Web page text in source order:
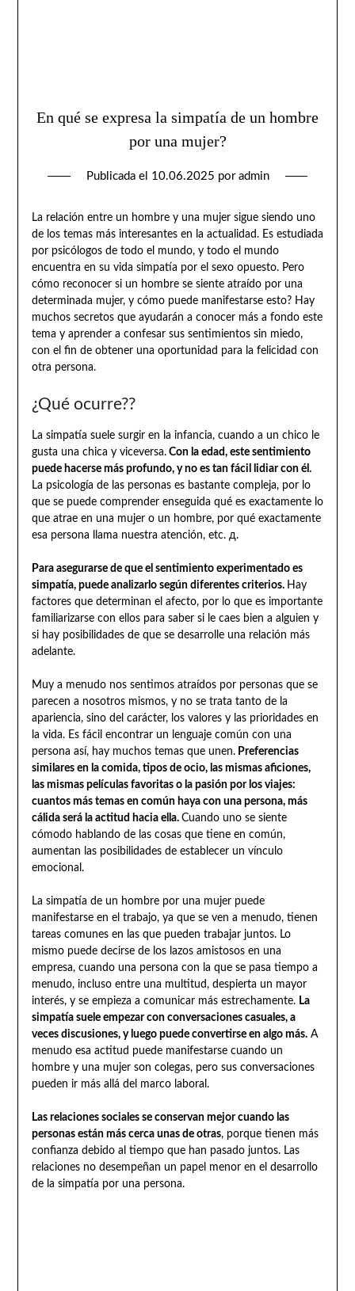
En qué se expresa la simpatía de un hombre
por una mujer?
Publicada el 10.06.2025 por admin
La relación entre un hombre y una mujer sigue siendo uno
de los temas más interesantes en la actualidad. Es estudiada
por psicólogos de todo el mundo, y todo el mundo
encuentra en su vida simpatía por el sexo opuesto. Pero
cómo reconocer si un hombre se siente atraído por una
determinada mujer, y cómo puede manifestarse esto? Hay
muchos secretos que ayudarán a conocer más a fondo este
tema y aprender a confesar sus sentimientos sin miedo,
con el fin de obtener una oportunidad para la felicidad con
otra persona.
¿Qué ocurre??
La simpatía suele surgir en la infancia, cuando a un chico le
gusta una chica y viceversa.Con la edad, este sentimiento
puede hacerse más profundo, y no es tan fácil lidiar con él.
La psicología de las personas es bastante compleja, por lo
que se puede comprender enseguida qué es exactamente lo
que atrae en una mujer o un hombre, por qué exactamente
esa persona llama nuestra atención, etc. д.
Para asegurarse de que el sentimiento experimentado es
simpatía, puede analizarlo según diferentes criterios. Hay
factores que determinan el afecto, por lo que es importante
familiarizarse con ellos para saber si le caes bien a alguien y
si hay posibilidades de que se desarrolle una relación más
adelante.
Muy a menudo nos sentimos atraídos por personas que se
parecen a nosotros mismos, y no se trata tanto de la
apariencia, sino del carácter, los valores y las prioridades en
la vida. Es fácil encontrar un lenguaje común con una
persona así, hay muchos temas que unen.Preferencias
similares en la comida, tipos de ocio, las mismas aficiones,
las mismas películas favoritas o la pasión por los viajes:
cuantos más temas en común haya con una persona, más
cálida será la actitud hacia ella. Cuando uno se siente
cómodo hablando de las cosas que tiene en común,
aumentan las posibilidades de establecer un vínculo
emocional.
La simpatía de un hombre por una mujer puede
manifestarse en el trabajo, ya que se ven a menudo, tienen
tareas comunes en las que pueden trabajar juntos. Lo
mismo puede decirse de los lazos amistosos en una
empresa, cuando una persona con la que se pasa tiempo a
menudo, incluso entre una multitud, despierta un mayor
interés, y se empieza a comunicar más estrechamente. La
simpatía suele empezar con conversaciones casuales, a
veces discusiones, y luego puede convertirse en algo más.A
menudo esa actitud puede manifestarse cuando un
hombre y una mujer son colegas, pero sus conversaciones
pueden ir más allá del marco laboral.
Las relaciones sociales se conservan mejor cuando las
personas están más cerca unas de otras, porque tienen más
confianza debido al tiempo que han pasado juntos. Las
relaciones no desempeñan un papel menor en el desarrollo
de la simpatía por una persona.